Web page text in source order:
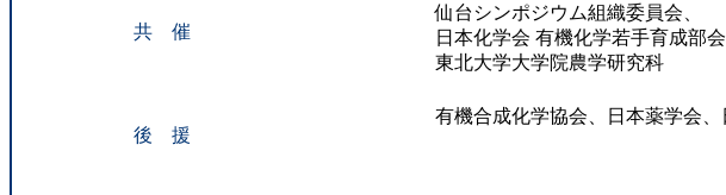
共 催
仙台シンポジウム組織委員会、
日本化学会 有機化学若手育成部会
東北大学大学院農学研究科
後 援
有機合成化学協会、日本薬学会